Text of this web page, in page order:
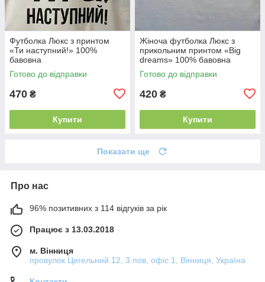
Футболка Люкс з принтом
«Ти наступний!» 100%
бавовна
Готово до відправки
470 ₴
Купити
Жіноча футболка Люкс з
прикольним принтом «Big
dreams» 100% бавовна
Готово до відправки
420 ₴
Купити
Показати ще
Про нас
96% позитивних з 114 відгуків за рік
Працює з 13.03.2018
м. Вінниця
провулок Цегельний 12, 3 пов, офіс 1, Вінниця, Україна